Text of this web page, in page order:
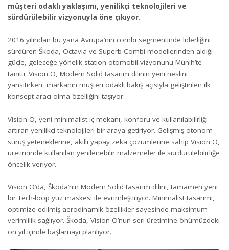
müşteri odaklı yaklaşımı, yenilikçi teknolojileri ve
sürdürülebilir vizyonuyla öne çıkıyor.
2016 yılından bu yana Avrupa’nın combi segmentinde liderliğini
sürdüren Škoda, Octavia ve Superb Combi modellerinden aldığı
güçle, geleceğe yönelik station otomobil vizyonunu Münih’te
tanıttı. Vision O, Modern Solid tasarım dilinin yeni neslini
yansıtırken, markanın müşteri odaklı bakış açısıyla geliştirilen ilk
konsept aracı olma özelliğini taşıyor.
Vision O, yeni minimalist iç mekanı, konforu ve kullanılabilirliği
artıran yenilikçi teknolojileri bir araya getiriyor. Gelişmiş otonom
sürüş yeteneklerine, akıllı yapay zeka çözümlerine sahip Vision O,
üretiminde kullanılan yenilenebilir malzemeler ile sürdürülebilirliğe
öncelik veriyor.
Vision O’da, Škoda’nın Modern Solid tasarım dilini, tamamen yeni
bir Tech-loop yüz maskesi ile evrimleştiriyor. Minimalist tasarımı,
optimize edilmiş aerodinamik özellikler sayesinde maksimum
verimlilik sağlıyor. Škoda, Vision O’nun seri üretimine önümüzdeki
on yıl içinde başlamayı planlıyor.